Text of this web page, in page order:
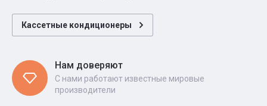
Кассетные кондиционеры
Нам доверяют
С нами работают известные мировые
производители